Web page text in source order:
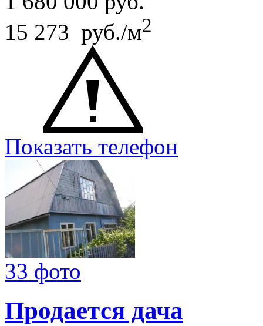
15 273 руб./м2
Показать телефон
33 фото
Продается дача